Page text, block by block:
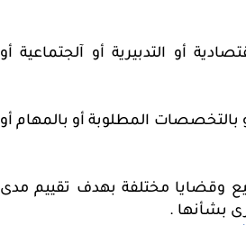
أو التدبيرية أو آلجتماعية أو
بالتخصصات المطلوبة أو بالمهام أو
وقضايا مختلفة بهدف تقييم مدى
بشأنها .